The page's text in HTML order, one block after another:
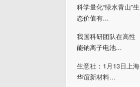
科学量化“绿水青山”生
态价值有...
我国科研团队在高性
能钠离子电池...
生意社：1月13日上海
华谊新材料...